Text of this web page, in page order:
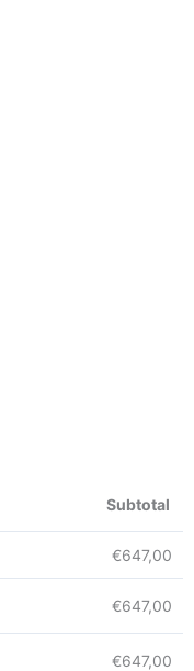
Subtotal
€647,00
€647,00
€647,00